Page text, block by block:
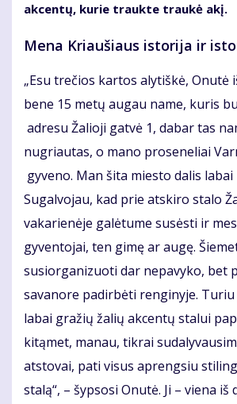
akcentų, kurie traukte traukė akį.
Mena Kriaušiaus istorija ir
„Esu trečios kartos alytiškė, Onutė
bene 15 metų augau name, kuris
adresu Žalioji gatvė 1, dabar tas
nugriautas, o mano proseneliai
gyveno. Man šita miesto dalis
Sugalvojau, kad prie atskiro stalo
vakarienėje galėtume susėsti ir
gyventojai, ten gimę ar augę.
susiorganizuoti dar nepavyko, bet
savanore padirbėti renginyje.
labai gražių žalių akcentų stalui
kitąmet, manau, tikrai
atstovai, pati visus aprengsiu
stalą“, – šypsosi Onutė. Ji – viena iš